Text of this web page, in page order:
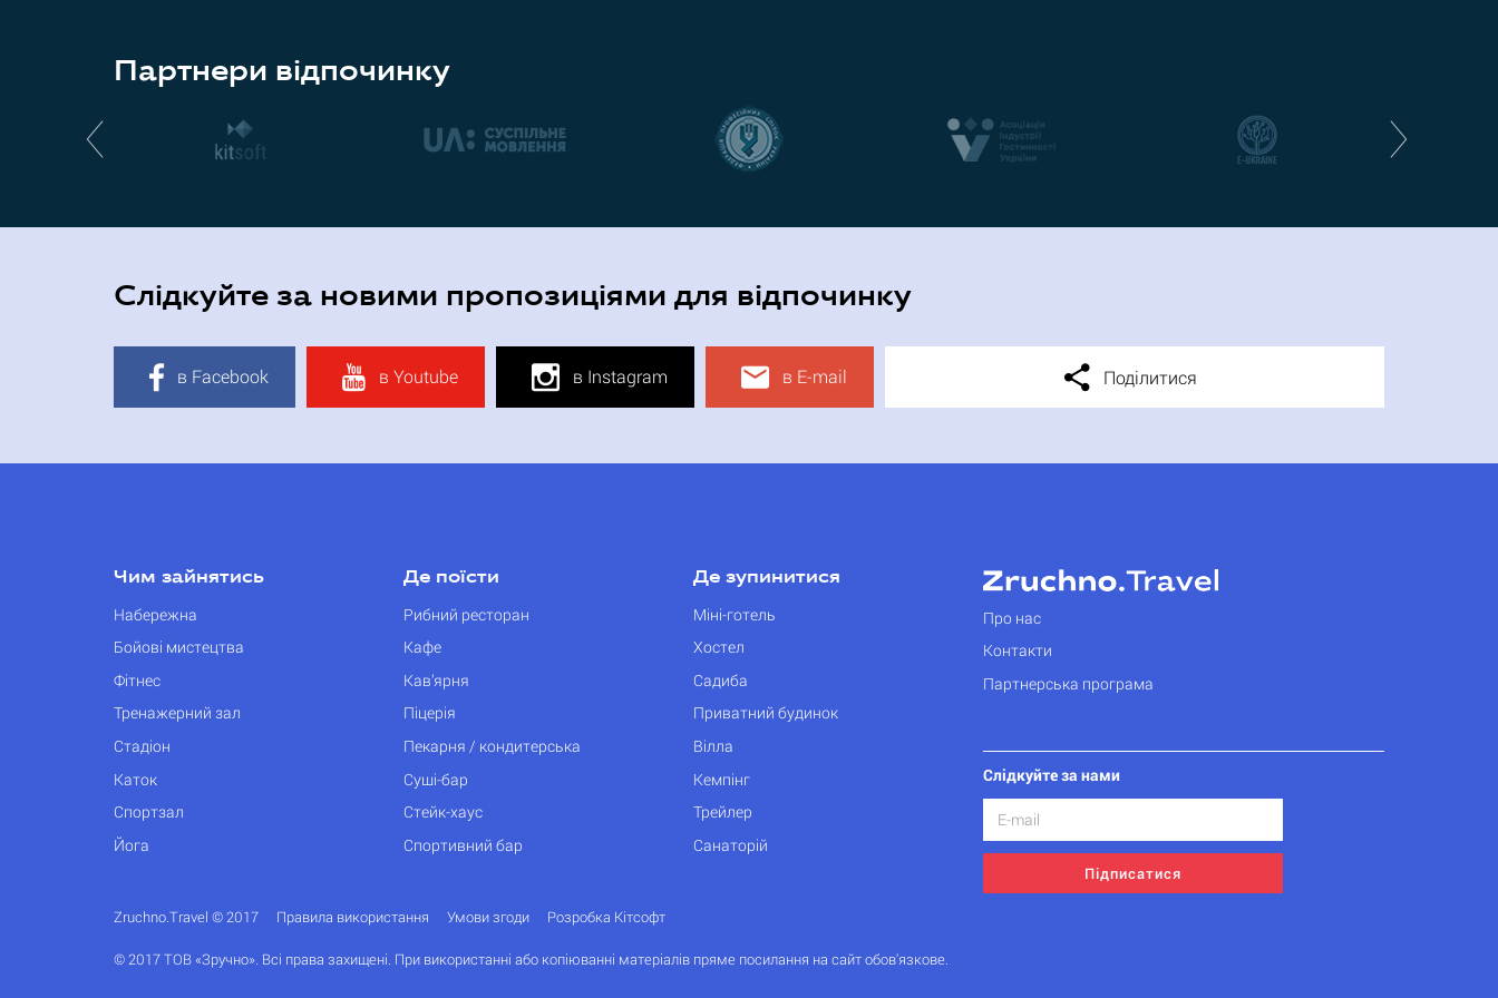
Партнери відпочинку
Слідкуйте за новими пропозиціями для відпочинку
в Facebook в Youtube в Instagram в E-mail Поділитися
Чим зайнятись
Набережна
Бойові мистецтва
Фітнес
Тренажерний зал
Стадіон
Каток
Спортзал
Йога
Де поїсти
Рибний ресторан
Кафе
Кав’ярня
Піцерія
Пекарня / кондитерська
Суші-бар
Стейк-хаус
Спортивний бар
Де зупинитися
Міні-готель
Хостел
Садиба
Приватний будинок
Вілла
Кемпінг
Трейлер
Санаторій
Про нас
Контакти
Партнерська програма
Слідкуйте за нами
Підписатися
Zruchno.Travel © 2017 Правила використання Умови згоди Розробка Кітсофт
© 2017 ТОВ «Зручно». Всі права захищені. При використанні або копіюванні матеріалів пряме посилання на сайт обов'язкове.